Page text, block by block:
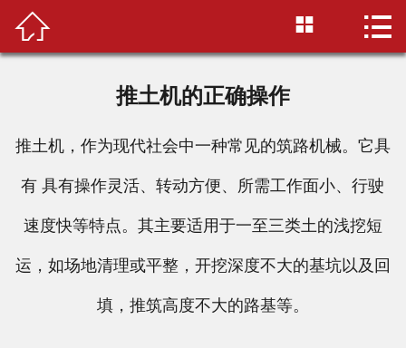
首页
配件仓库
联系我们
  
推土机的正确操作
推土机，作为现代社会中一种常见的筑路机械。它具
有 具有操作灵活、转动方便、所需工作面小、行驶
速度快等特点。其主要适用于一至三类土的浅挖短
运，如场地清理或平整，开挖深度不大的基坑以及回
填，推筑高度不大的路基等。